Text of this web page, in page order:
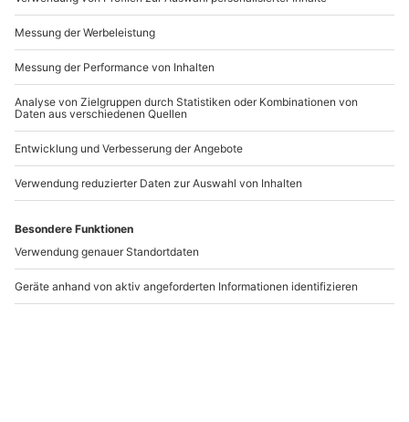
Andere Produkte entdecken
-15% CLUB DEAL
Musical Starlights
Bad Hersfeld
Northeim